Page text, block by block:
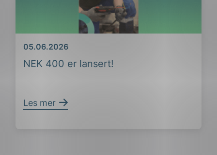
NEK 400 er lansert!
Dato
05.06.2026
Les mer